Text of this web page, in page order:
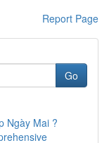
Report Page
Go
Ngày Mai ?